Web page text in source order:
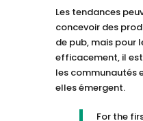
Les tendances
concevoir des
de pub, mais pour
efficacement, il
les communautés
elles émergent.
For the